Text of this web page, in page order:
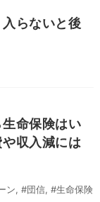
らないと後
命保険はい
収入減には
ン, #団信, #生命保険